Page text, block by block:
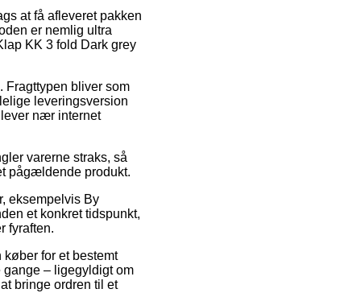
at få afleveret pakken
er nemlig ultra
KK 3 fold Dark grey
Fragttypen bliver som
leveringsversion
nær internet
varerne straks, så
pågældende produkt.
eksempelvis By
et konkret tidspunkt,
fyraften.
for et bestemt
– ligegyldigt om
bringe ordren til et